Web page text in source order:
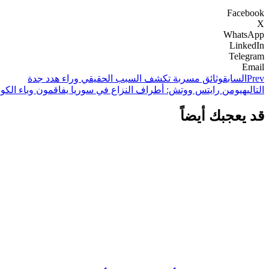
Facebook
X
WhatsApp
LinkedIn
Telegram
Email
Prev السابقوثائق مسربة تكشف السبب الحقيقي وراء هدد جدة
التاليهيومن رايتس ووتش: أطراف النزاع في سوريا يفاقمون وباء
قد يعجبك أيضاً